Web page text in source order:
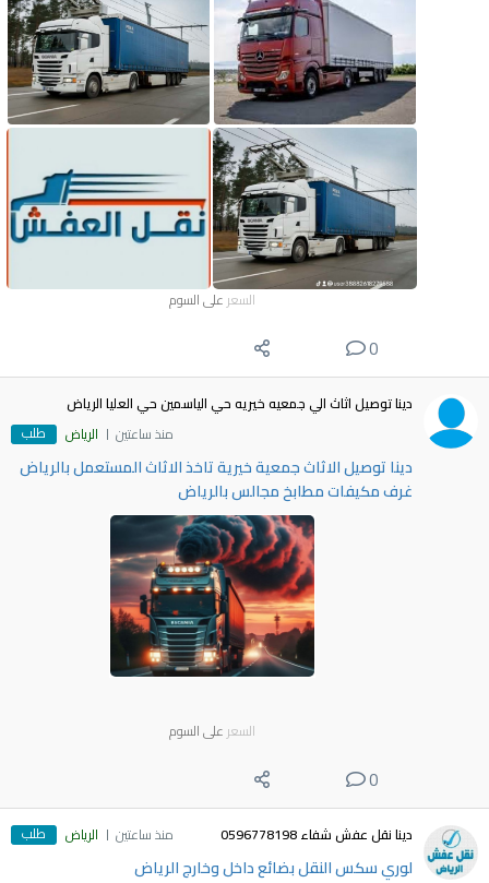
السعر على السوم
0
دينا توصيل اثاث الي جمعيه خيريه حي الياسمين حي العليا الرياض
منذ ساعتين
الرياض طلب
دينا توصيل الاثاث جمعية خيرية تاخذ الاثاث المستعمل بالرياض
غرف مكيفات مطابخ مجالس بالرياض
السعر على السوم
0
دينا نقل عفش شفاء 0596778198 منذ ساعتين الرياض طلب
لوري سكس النقل بضائع داخل وخارج الرياض